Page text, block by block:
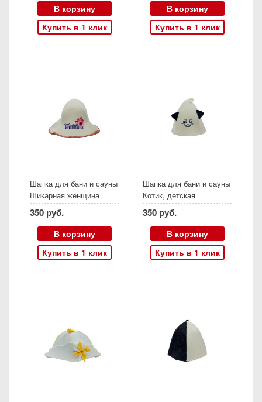
В корзину
Купить в 1 клик
В корзину
Купить в 1 клик
Шапка для бани и сауны
Шикарная женщина
350 руб.
В корзину
Купить в 1 клик
Шапка для бани и сауны
Котик, детская
350 руб.
В корзину
Купить в 1 клик